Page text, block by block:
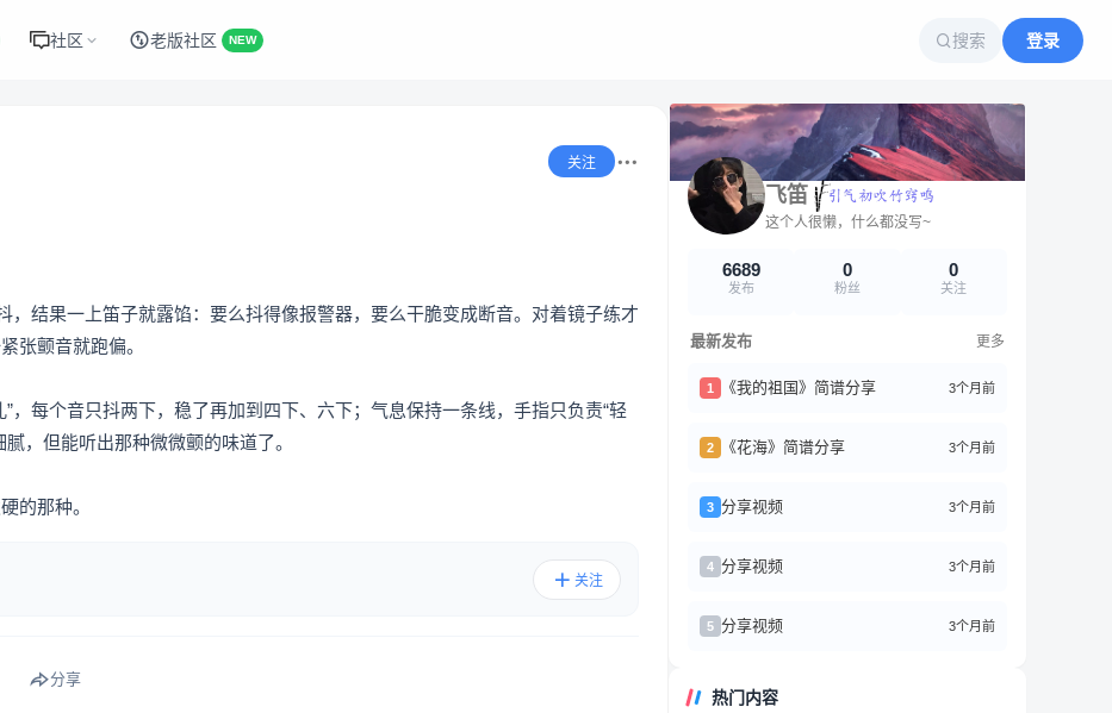
社区 老版社区 NEW 搜索 登录
关注
，结果一上笛子就露馅：要么抖得像报警器，要么干脆变成断音。对着镜子练才
张颤音就跑偏。
，每个音只抖两下，稳了再加到四下、六下；气息保持一条线，手指只负责“轻
，但能听出那种微微颤的味道了。
的那种。
关注
分享
飞笛
这个人很懒，什么都没写~
6689
发布
0
粉丝
0
关注
最新发布 更多
1 《我的祖国》简谱分享 3个月前
2 《花海》简谱分享 3个月前
3 分享视频 3个月前
4 分享视频 3个月前
5 分享视频 3个月前
热门内容